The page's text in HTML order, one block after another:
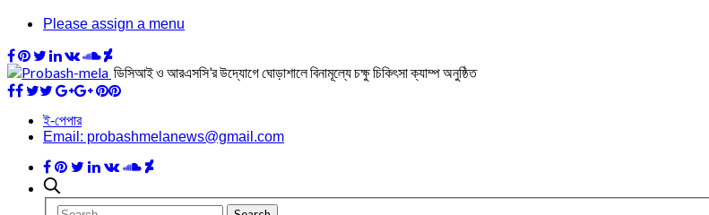
Please assign a menu
ডিসিআই ও আরএসসি’র উদ্যোগে ঘোড়াশালে বিনামূল্যে চক্ষু চিকিৎসা ক্যাম্প অনুষ্ঠিত
ই-পেপার
Email: probashmelanews@gmail.com